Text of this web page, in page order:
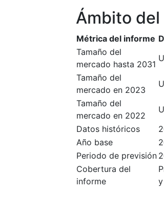
Ámbito
Métrica del informe
Tamaño del
mercado hasta 2031
Tamaño del
mercado en 2023
Tamaño del
mercado en 2022
Datos históricos
Año base
Periodo de previsión
Cobertura del
informe